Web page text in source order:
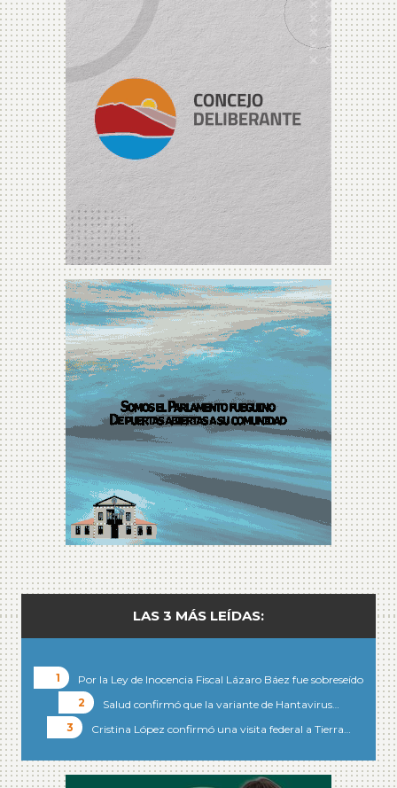
LAS 3 MÁS LEÍDAS:
Por la Ley de Inocencia Fiscal Lázaro Báez fue sobreseído
Salud confirmó que la variante de Hantavirus…
Cristina López confirmó una visita federal a Tierra…